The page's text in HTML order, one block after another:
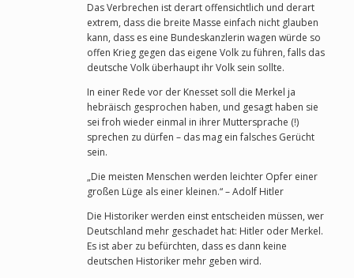
Das Verbrechen ist derart offensichtlich und derart
extrem, dass die breite Masse einfach nicht glauben
kann, dass es eine Bundeskanzlerin wagen würde so
offen Krieg gegen das eigene Volk zu führen, falls das
deutsche Volk überhaupt ihr Volk sein sollte.
In einer Rede vor der Knesset soll die Merkel ja
hebräisch gesprochen haben, und gesagt haben sie
sei froh wieder einmal in ihrer Muttersprache (!)
sprechen zu dürfen – das mag ein falsches Gerücht
sein.
„Die meisten Menschen werden leichter Opfer einer
großen Lüge als einer kleinen.“ – Adolf Hitler
Die Historiker werden einst entscheiden müssen, wer
Deutschland mehr geschadet hat: Hitler oder Merkel.
Es ist aber zu befürchten, dass es dann keine
deutschen Historiker mehr geben wird.